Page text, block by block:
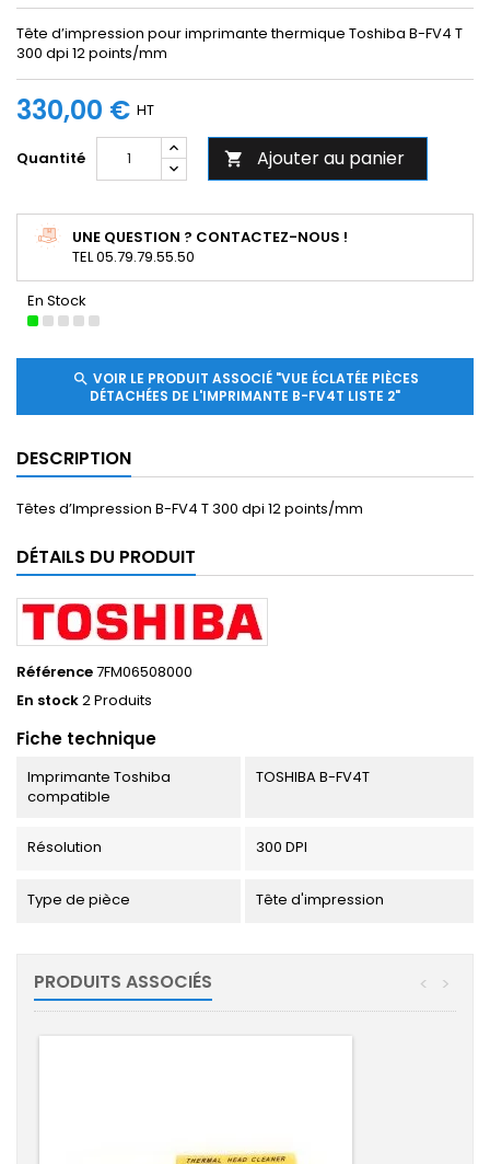
Tête d’impression pour imprimante thermique Toshiba B-FV4 T
300 dpi 12 points/mm
330,00 € HT
Quantité  Ajouter au panier
UNE QUESTION ? CONTACTEZ-NOUS !
TEL 05.79.79.55.50
En Stock
search VOIR LE PRODUIT ASSOCIÉ "VUE ÉCLATÉE PIÈCES
DÉTACHÉES DE L'IMPRIMANTE B-FV4T LISTE 2"
DESCRIPTION
Têtes d’Impression B-FV4 T 300 dpi 12 points/mm
DÉTAILS DU PRODUIT
Référence7FM06508000
En stock2 Produits
Fiche technique
Imprimante Toshiba
compatible
TOSHIBA B-FV4T
Résolution 300 DPI
Type de pièce Tête d'impression
PRODUITS ASSOCIÉS >
<